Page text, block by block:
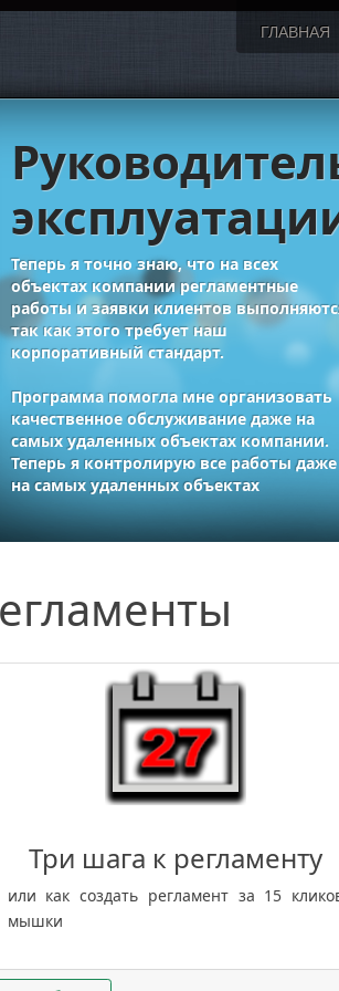
ГЛАВНАЯ
Теперь я точно знаю, что на всех
объектах компании регламентные
работы и заявки клиентов
так как этого требует наш
корпоративный стандарт.
Программа помогла мне организовать
качественное обслуживание даже на
самых удаленных объектах компании.
Теперь я контролирую все работы даже
на самых удаленных объектах
Три шага к регламенту
или как создать регламент за 15
мышки